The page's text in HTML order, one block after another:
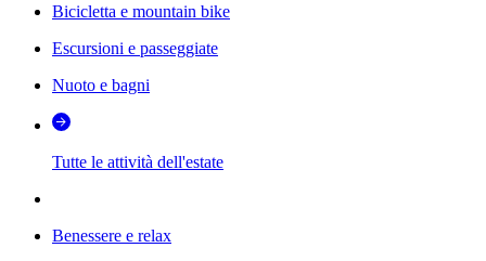
Bicicletta e mountain bike
Escursioni e passeggiate
Nuoto e bagni
Tutte le attività dell'estate
Benessere e relax